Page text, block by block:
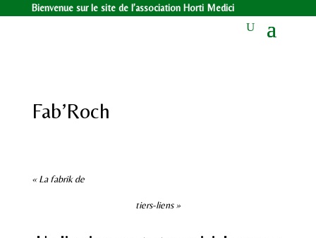
Bienvenue sur le site de l’association Horti Medici
Fab’Roch
« La fabrik de
tiers-liens »